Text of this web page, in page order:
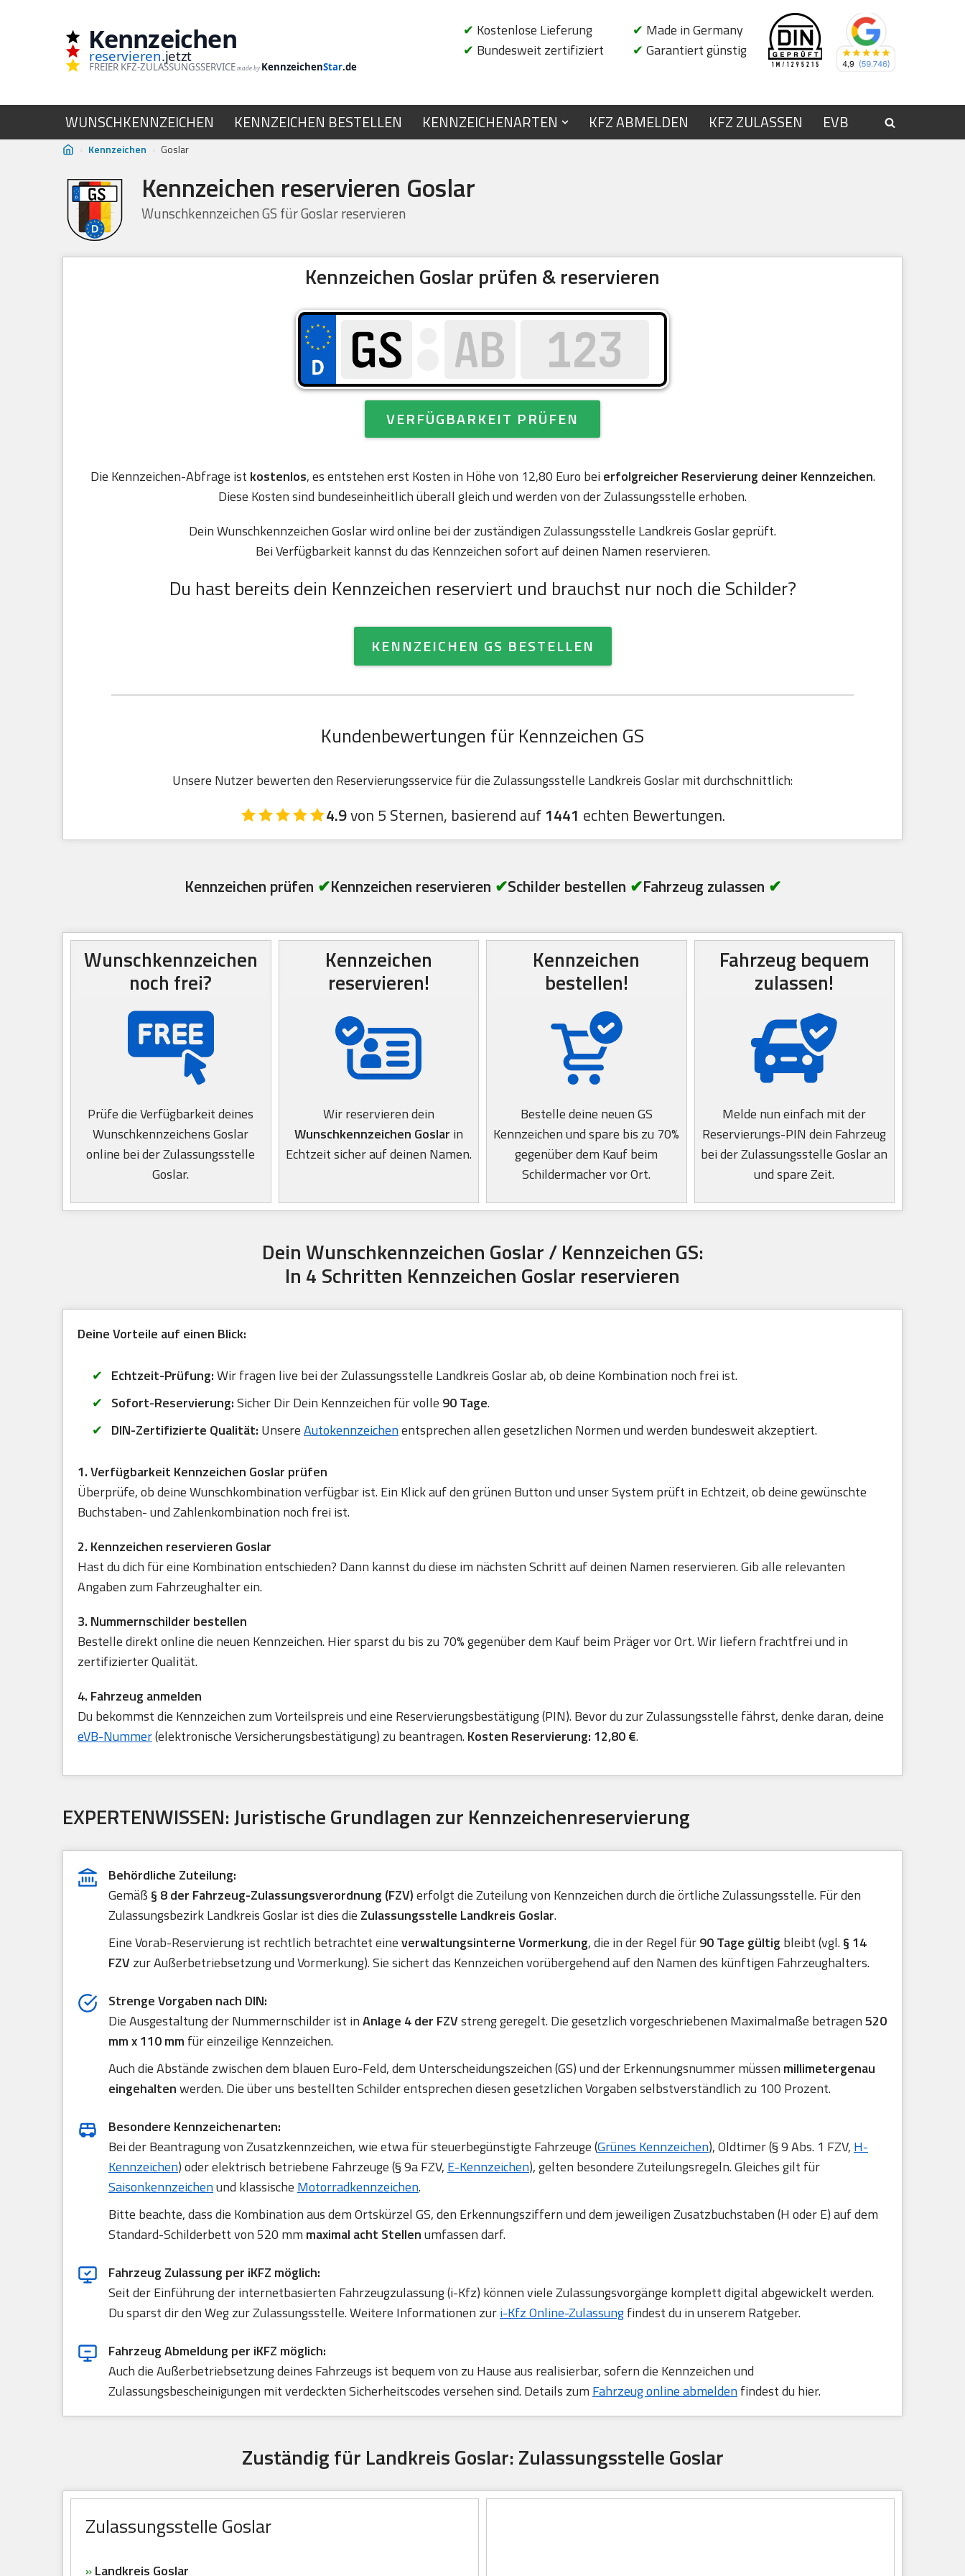
Kennzeichen
reservieren.jetzt
FREIER KFZ-ZULASSUNGSSERVICE made by KennzeichenStar.de
✔ Kostenlose Lieferung
✔ Bundesweit zertifiziert
✔ Made in Germany
✔ Garantiert günstig
WUNSCHKENNZEICHEN KENNZEICHEN BESTELLEN KENNZEICHENARTEN KFZ ABMELDEN KFZ ZULASSEN EVB
› Kennzeichen › Goslar
Kennzeichen reservieren Goslar
Wunschkennzeichen GS für Goslar reservieren
Kennzeichen Goslar prüfen & reservieren
VERFÜGBARKEIT PRÜFEN
Die Kennzeichen-Abfrage ist kostenlos, es entstehen erst Kosten in Höhe von 12,80 Euro beierfolgreicher Reservierung deiner Kennzeichen.
Diese Kosten sind bundeseinheitlich überall gleich und werden von der Zulassungsstelle erhoben.
Dein Wunschkennzeichen Goslar wird online bei der zuständigen Zulassungsstelle Landkreis Goslar geprüft.
Bei Verfügbarkeit kannst du das Kennzeichen sofort auf deinen Namen reservieren.
Du hast bereits dein Kennzeichen reserviert und brauchst nur noch die Schilder?
KENNZEICHEN GS BESTELLEN
Kundenbewertungen für Kennzeichen GS
Unsere Nutzer bewerten den Reservierungsservice für die Zulassungsstelle Landkreis Goslar mit durchschnittlich:
4.9von 5 Sternen, basierend auf1441 echten Bewertungen.
Kennzeichen prüfen ✔Kennzeichen reservieren ✔Schilder bestellen ✔Fahrzeug zulassen ✔
Wunschkennzeichen
noch frei?
Prüfe die Verfügbarkeit deines
Wunschkennzeichens Goslar
online bei der Zulassungsstelle
Goslar.
Kennzeichen
reservieren!
Wir reservieren dein
Wunschkennzeichen Goslar in
Echtzeit sicher auf deinen Namen.
Kennzeichen
bestellen!
Bestelle deine neuen GS
Kennzeichen und spare bis zu 70%
gegenüber dem Kauf beim
Schildermacher vor Ort.
Fahrzeug bequem
zulassen!
Melde nun einfach mit der
Reservierungs-PIN dein Fahrzeug
bei der Zulassungsstelle Goslar an
und spare Zeit.
Dein Wunschkennzeichen Goslar / Kennzeichen GS:
In 4 Schritten Kennzeichen Goslar reservieren
Deine Vorteile auf einen Blick:
Echtzeit-Prüfung:Wir fragen live bei der Zulassungsstelle Landkreis Goslar ab, ob deine Kombination noch frei ist.
Sofort-Reservierung:Sicher Dir Dein Kennzeichen für volle 90 Tage.
DIN-Zertifizierte Qualität: UnsereAutokennzeichenentsprechen allen gesetzlichen Normen und werden bundesweit akzeptiert.
1. Verfügbarkeit Kennzeichen Goslar prüfen
Überprüfe, ob deine Wunschkombination verfügbar ist. Ein Klick auf den grünen Button und unser System prüft in Echtzeit, ob deine gewünschte
Buchstaben- und Zahlenkombination noch frei ist.
2. Kennzeichen reservieren Goslar
Hast du dich für eine Kombination entschieden? Dann kannst du diese im nächsten Schritt auf deinen Namen reservieren. Gib alle relevanten
Angaben zum Fahrzeughalter ein.
3. Nummernschilder bestellen
Bestelle direkt online die neuen Kennzeichen. Hier sparst du bis zu 70% gegenüber dem Kauf beim Präger vor Ort. Wir liefern frachtfrei und in
zertifizierter Qualität.
4. Fahrzeug anmelden
Du bekommst die Kennzeichen zum Vorteilspreis und eine Reservierungsbestätigung (PIN). Bevor du zur Zulassungsstelle fährst, denke daran, deine
eVB-Nummer(elektronische Versicherungsbestätigung) zu beantragen.Kosten Reservierung: 12,80 €.
EXPERTENWISSEN: Juristische Grundlagen zur Kennzeichenreservierung
Behördliche Zuteilung:
Gemäß § 8 der Fahrzeug-Zulassungsverordnung (FZV)erfolgt die Zuteilung von Kennzeichen durch die örtliche Zulassungsstelle. Für den
Zulassungsbezirk Landkreis Goslar ist dies die Zulassungsstelle Landkreis Goslar.
Eine Vorab-Reservierung ist rechtlich betrachtet eineverwaltungsinterne Vormerkung, die in der Regel für90 Tage gültig bleibt (vgl.§ 14
FZVzur Außerbetriebsetzung und Vormerkung). Sie sichert das Kennzeichen vorübergehend auf den Namen des künftigen Fahrzeughalters.
Strenge Vorgaben nach DIN:
Die Ausgestaltung der Nummernschilder ist inAnlage 4 der FZVstreng geregelt. Die gesetzlich vorgeschriebenen Maximalmaße betragen520
mm x 110 mm für einzeilige Kennzeichen.
Auch die Abstände zwischen dem blauen Euro-Feld, dem Unterscheidungszeichen (GS) und der Erkennungsnummer müssen millimetergenau
eingehaltenwerden. Die über uns bestellten Schilder entsprechen diesen gesetzlichen Vorgaben selbstverständlich zu 100 Prozent.
Besondere Kennzeichenarten:
Bei der Beantragung von Zusatzkennzeichen, wie etwa für steuerbegünstigte Fahrzeuge (Grünes Kennzeichen), Oldtimer (§ 9 Abs. 1 FZV, H-
Kennzeichen) oder elektrisch betriebene Fahrzeuge (§ 9a FZV, E-Kennzeichen), gelten besondere Zuteilungsregeln. Gleiches gilt für
Saisonkennzeichenund klassische Motorradkennzeichen.
Bitte beachte, dass die Kombination aus dem Ortskürzel GS, den Erkennungsziffern und dem jeweiligen Zusatzbuchstaben (H oder E) auf dem
Standard-Schilderbett von 520 mm maximal acht Stellenumfassen darf.
Fahrzeug Zulassung per iKFZ möglich:
Seit der Einführung der internetbasierten Fahrzeugzulassung (i-Kfz) können viele Zulassungsvorgänge komplett digital abgewickelt werden.
Du sparst dir den Weg zur Zulassungsstelle. Weitere Informationen zuri-Kfz Online-Zulassungfindest du in unserem Ratgeber.
Fahrzeug Abmeldung per iKFZ möglich:
Auch die Außerbetriebsetzung deines Fahrzeugs ist bequem von zu Hause aus realisierbar, sofern die Kennzeichen und
Zulassungsbescheinigungen mit verdeckten Sicherheitscodes versehen sind. Details zum Fahrzeug online abmeldenfindest du hier.
Zuständig für Landkreis Goslar: Zulassungsstelle Goslar
Zulassungsstelle Goslar
»Landkreis Goslar